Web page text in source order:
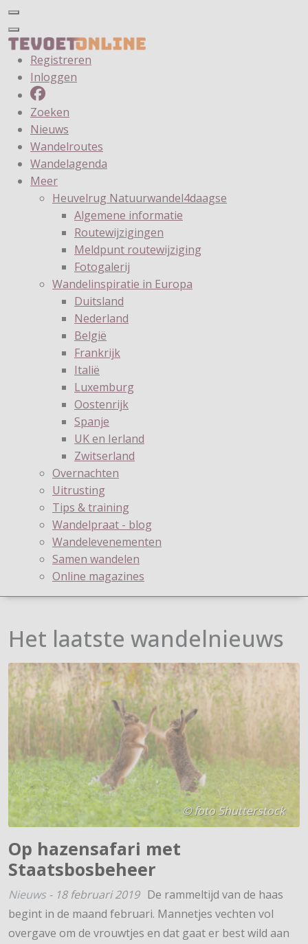
Registreren
Inloggen
Zoeken
Nieuws
Wandelroutes
Wandelagenda
Meer
Heuvelrug Natuurwandel4daagse
Algemene informatie
Routewijzigingen
Meldpunt routewijziging
Fotogalerij
Wandelinspiratie in Europa
Duitsland
Nederland
België
Frankrijk
Italië
Luxemburg
Oostenrijk
Spanje
UK en Ierland
Zwitserland
Overnachten
Uitrusting
Tips & training
Wandelpraat - blog
Wandelevenementen
Samen wandelen
Online magazines
Het laatste wandelnieuws
© foto Shutterstock
Op hazensafari met
Staatsbosbeheer
Nieuws - 18 februari 2019 De rammeltijd van de haas
begint in de maand februari. Mannetjes vechten vol
overgave om de vrouwtjes en dat gaat er best wild aan